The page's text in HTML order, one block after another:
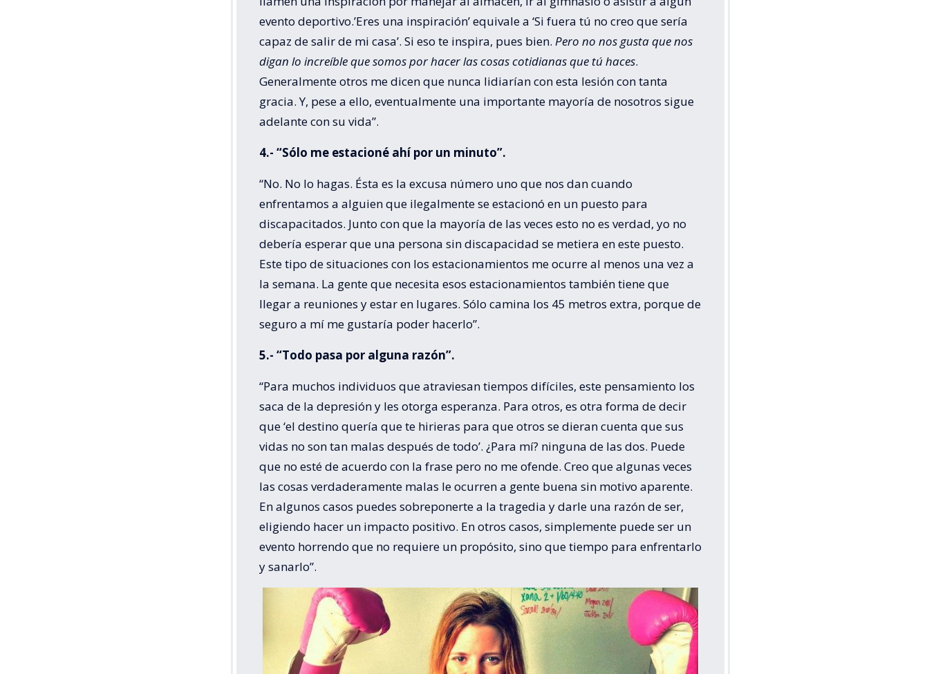
evento deportivo.’Eres una inspiración’ equivale a ‘Si fuera tú no creo que sería
capaz de salir de mi casa’. Si eso te inspira, pues bien. Pero no nos gusta que nos
digan lo increíble que somos por hacer las cosas cotidianas que tú haces.
Generalmente otros me dicen que nunca lidiarían con esta lesión con tanta
gracia. Y, pese a ello, eventualmente una importante mayoría de nosotros sigue
adelante con su vida”.
4.- “Sólo me estacioné ahí por un minuto”.
“No. No lo hagas. Ésta es la excusa número uno que nos dan cuando
enfrentamos a alguien que ilegalmente se estacionó en un puesto para
discapacitados. Junto con que la mayoría de las veces esto no es verdad, yo no
debería esperar que una persona sin discapacidad se metiera en este puesto.
Este tipo de situaciones con los estacionamientos me ocurre al menos una vez a
la semana. La gente que necesita esos estacionamientos también tiene que
llegar a reuniones y estar en lugares. Sólo camina los 45 metros extra, porque de
seguro a mí me gustaría poder hacerlo”.
5.- “Todo pasa por alguna razón”.
“Para muchos individuos que atraviesan tiempos difíciles, este pensamiento los
saca de la depresión y les otorga esperanza. Para otros, es otra forma de decir
que ‘el destino quería que te hirieras para que otros se dieran cuenta que sus
vidas no son tan malas después de todo’. ¿Para mí? ninguna de las dos. Puede
que no esté de acuerdo con la frase pero no me ofende. Creo que algunas veces
las cosas verdaderamente malas le ocurren a gente buena sin motivo aparente.
En algunos casos puedes sobreponerte a la tragedia y darle una razón de ser,
eligiendo hacer un impacto positivo. En otros casos, simplemente puede ser un
evento horrendo que no requiere un propósito, sino que tiempo para enfrentarlo
y sanarlo”.